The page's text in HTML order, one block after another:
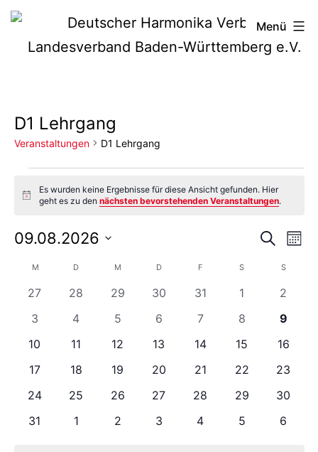
Zum
Deutscher
Harmonika-
Menü
D1 Lehrgang
Veranstaltungen D1 Lehrgang
Veranstaltungen
Hinweis
Es wurden keine Ergebnisse für diese Ansicht gefunden. Hier
geht es zu dennächsten bevorstehenden Veranstaltungen.
und
Suche
09.08.2026
Kalender
von
Veranstaltungen
M D DIENSTAGM MITTWOCH
DDONNERSTAG
F S SAMSTAGS
0
27
0
28
0
29
0
30
0
31
0
1
0
2
0
3
0
4
0
5
0
6
0
7
0
8
0
9
0
10
0
11
0
12
0
13
0
14
0
15
0
16
0
17
0
18
0
19
0
20
0
21
0
22
0
23
0
24
0
25
0
26
0
27
0
28
0
29
0
30
0
31
0
1
0
2
0
3
0
4
0
5
0
6